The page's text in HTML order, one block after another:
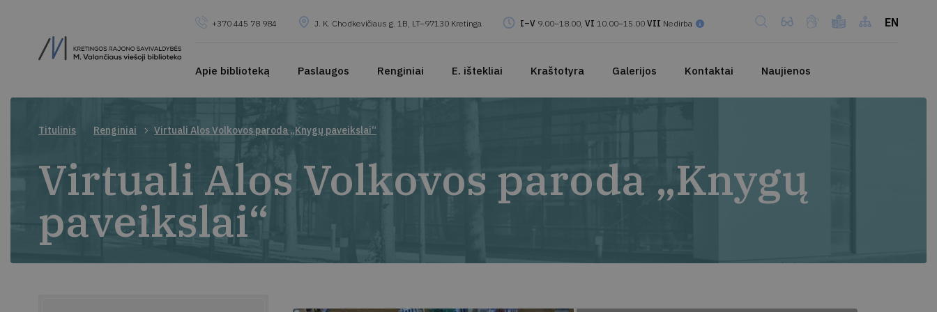
+370 445 78 984 J. K. Chodkevičiaus g. 1B, LT–97130 Kretinga I–V 9.00–18.00, VI 10.00–15.00 VII Nedirba EN
Apie biblioteką Paslaugos Renginiai E. ištekliai Kraštotyra Galerijos Kontaktai Naujienos
Titulinis Renginiai Virtuali Alos Volkovos paroda „Knygų paveikslai“
Virtuali Alos Volkovos paroda „Knygų
paveikslai“